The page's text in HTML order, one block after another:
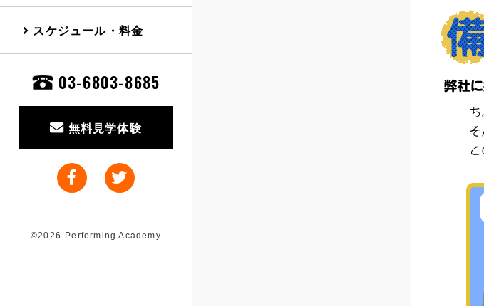
スケジュール・料金
03-6803-8685
無料見学体験
©2026-Performing Academy